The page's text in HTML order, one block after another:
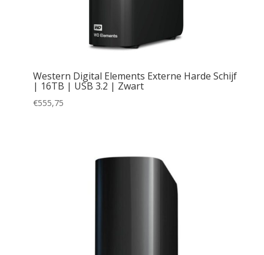
Western Digital Elements Externe Harde Schijf
| 16TB | USB 3.2 | Zwart
€555,75